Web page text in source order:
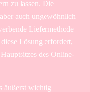
zu lassen. Die
auch ungewöhnlich
Liefermethode
Lösung erfordert,
des Online-
äußerst wichtig